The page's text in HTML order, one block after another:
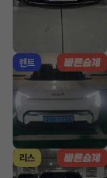
렌트
리스